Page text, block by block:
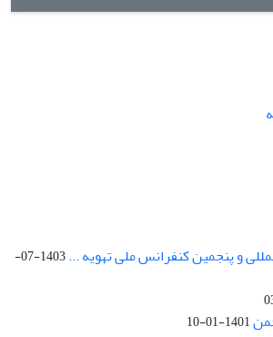
و پنجمین کنفرانس ملی تهویه ...
1403-07-
1401-01-10